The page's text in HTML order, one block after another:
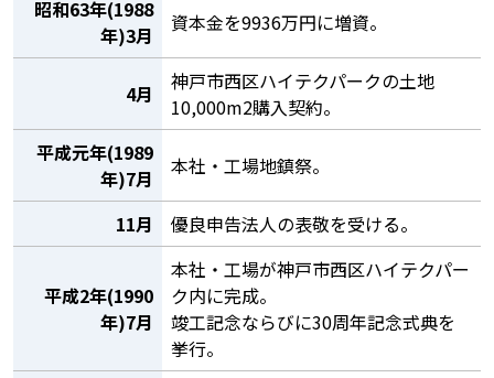
昭和63年(1988
年)3月
資本金を9936万円に増資。
4月
神戸市西区ハイテクパークの土地
10,000m2購入契約。
平成元年(1989
年)7月
本社・工場地鎮祭。
11月 優良申告法人の表敬を受ける。
平成2年(1990
年)7月
本社・工場が神戸市西区ハイテクパー
ク内に完成。
竣工記念ならびに30周年記念式典を
挙行。